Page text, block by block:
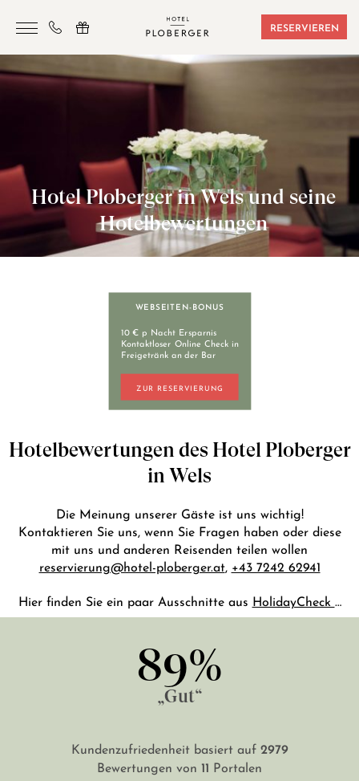
RESERVIEREN
HOTEL
SAUNA & SPORT
SEMINARE
ANGEBOTE
LAGE & FREIZEIT
KONTAKT
+43 7242 629 41
RESERVIERUNG@HOTEL-PLOBERGER.AT
Hotel Ploberger in Wels und seine
Hotelbewertungen
WEBSEITEN-BONUS
10 € p Nacht Ersparnis
Kontaktloser Online Check in
Freigetränk an der Bar
ZUR RESERVIERUNG
Hotelbewertungen des Hotel Ploberger
in Wels
Die Meinung unserer Gäste ist uns wichtig!
Kontaktieren Sie uns, wenn Sie Fragen haben oder diese
mit uns und anderen Reisenden teilen wollen
reservierung@hotel-ploberger.at, +43 7242 62941
Hier finden Sie ein paar Ausschnitte aus HolidayCheck …
89%
„Gut“
Kundenzufriedenheit basiert auf 2979
Bewertungen von 11 Portalen